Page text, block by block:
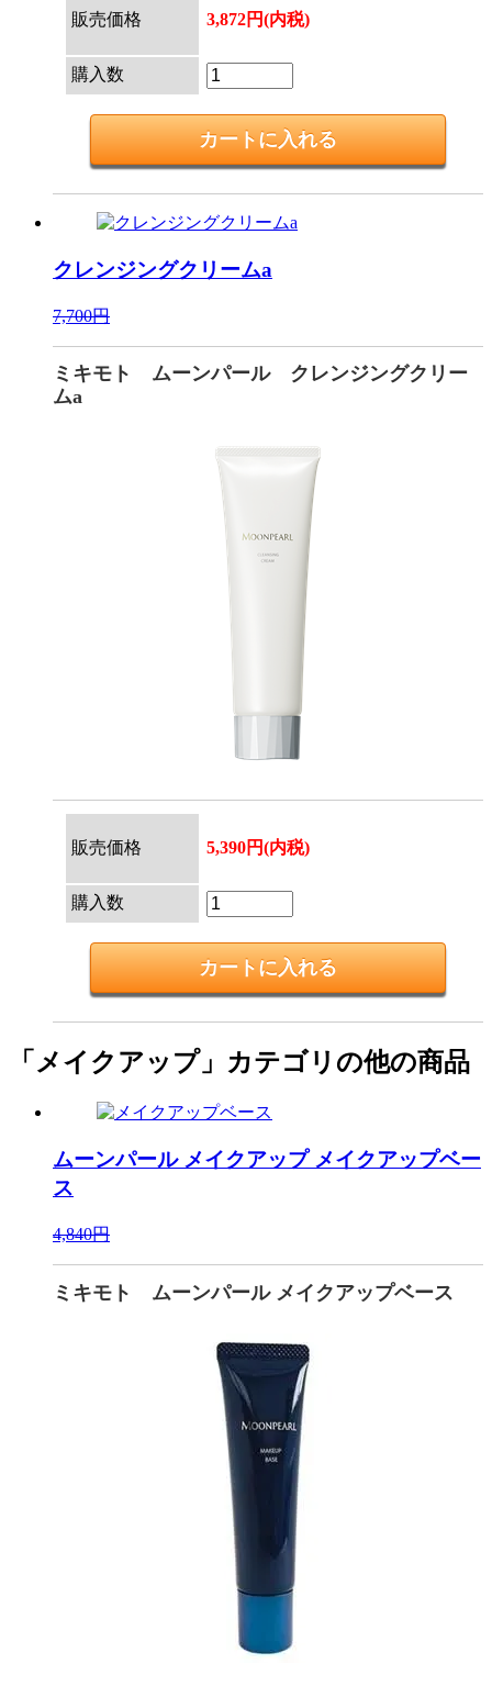
販売価格 3,872円(内税)
購入数
クレンジングクリームa
7,700円
ミキモト ムーンパール クレンジングクリー
ムa
販売価格 5,390円(内税)
購入数
「メイクアップ」カテゴリの他の商品
ムーンパール メイクアップ メイクアップベー
ス
4,840円
ミキモト ムーンパール メイクアップベース